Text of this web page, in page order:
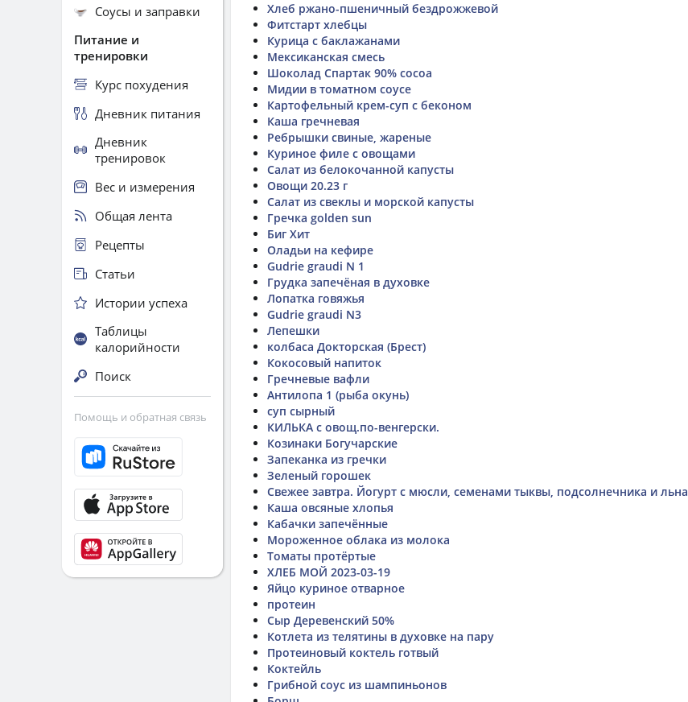
Хлеб ржано-пшеничный бездрожжевой
Фитстарт хлебцы
Курица с баклажанами
Мексиканская смесь
Шоколад Спартак 90% cocoa
Мидии в томатном соусе
Картофельный крем-суп с беконом
Каша гречневая
Ребрышки свиные, жареные
Куриное филе с овощами
Салат из белокочанной капусты
Овощи 20.23 г
Салат из свеклы и морской капусты
Гречка golden sun
Биг Хит
Оладьи на кефире
Gudrie graudi N 1
Грудка запечёная в духовке
Лопатка говяжья
Gudrie graudi N3
Лепешки
колбаса Докторская (Брест)
Кокосовый напиток
Гречневые вафли
Антилопа 1 (рыба окунь)
суп сырный
КИЛЬКА с овощ.по-венгерски.
Козинаки Богучарские
Запеканка из гречки
Зеленый горошек
Свежее завтра. Йогурт с мюсли, семенами тыквы, подсолнечника и льна
Каша овсяные хлопья
Кабачки запечённые
Мороженное облака из молока
Томаты протëртые
ХЛЕБ МОЙ 2023-03-19
Яйцо куриное отварное
протеин
Сыр Деревенский 50%
Котлета из телятины в духовке на пару
Протеиновый коктель готвый
Коктейль
Грибной соус из шампиньонов
Соусы и заправки
Питание и
тренировки
Курс похудения
Дневник питания
Дневник
тренировок
Вес и измерения
Общая лента
Рецепты
Статьи
Истории успеха
Таблицы
калорийности
Поиск
Помощь и обратная связь